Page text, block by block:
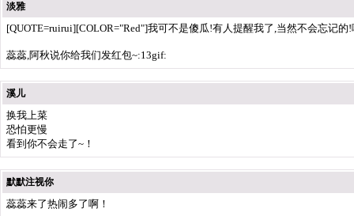
淡雅
[QUOTE=ruirui][COLOR="Red"]我可不是傻瓜!有人提醒我了,当然不会忘记的
蕊蕊,阿秋说你给我们发红包~:13gif:
溪儿
换我上菜
恐怕更慢
看到你不会走了~！
默默注视你
蕊蕊来了热闹多了啊！